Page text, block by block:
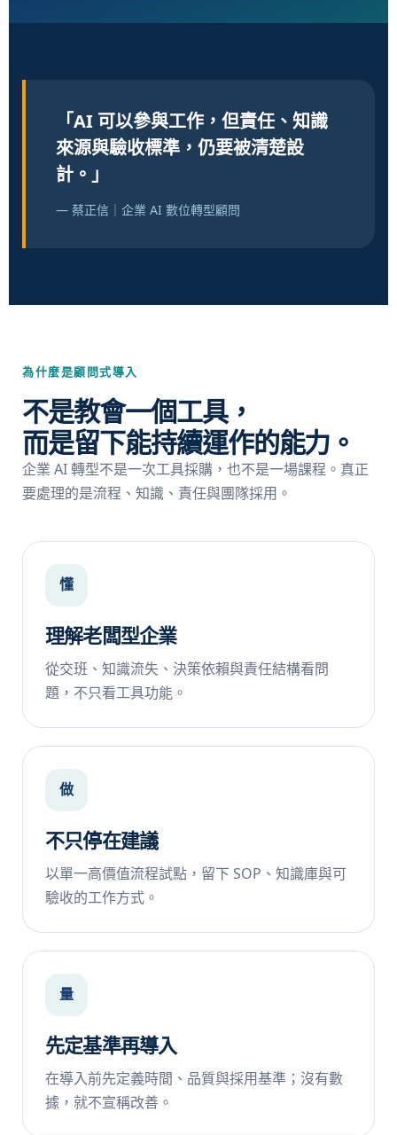
「AI 可以參與工作，但責任、知識
來源與驗收標準，仍要被清楚設
計。」
— 蔡正信｜企業 AI 數位轉型顧問
為什麼是顧問式導入
不是教會一個工具，
而是留下能持續運作的能力。
企業 AI 轉型不是一次工具採購，也不是一場課程。真正
要處理的是流程、知識、責任與團隊採用。
懂
理解老闆型企業
從交班、知識流失、決策依賴與責任結構看問
題，不只看工具功能。
做
不只停在建議
以單一高價值流程試點，留下 SOP、知識庫與可
驗收的工作方式。
量
先定基準再導入
在導入前先定義時間、品質與採用基準；沒有數
據，就不宣稱改善。